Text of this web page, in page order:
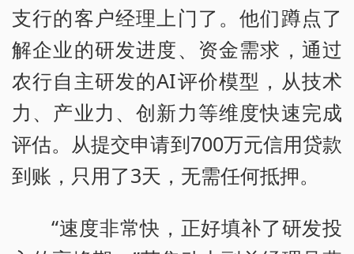
支行的客户经理上门了。他们蹲点了
解企业的研发进度、资金需求，通过
农行自主研发的AI评价模型，从技术
力、产业力、创新力等维度快速完成
评估。从提交申请到700万元信用贷款
到账，只用了3天，无需任何抵押。
“速度非常快，正好填补了研发投